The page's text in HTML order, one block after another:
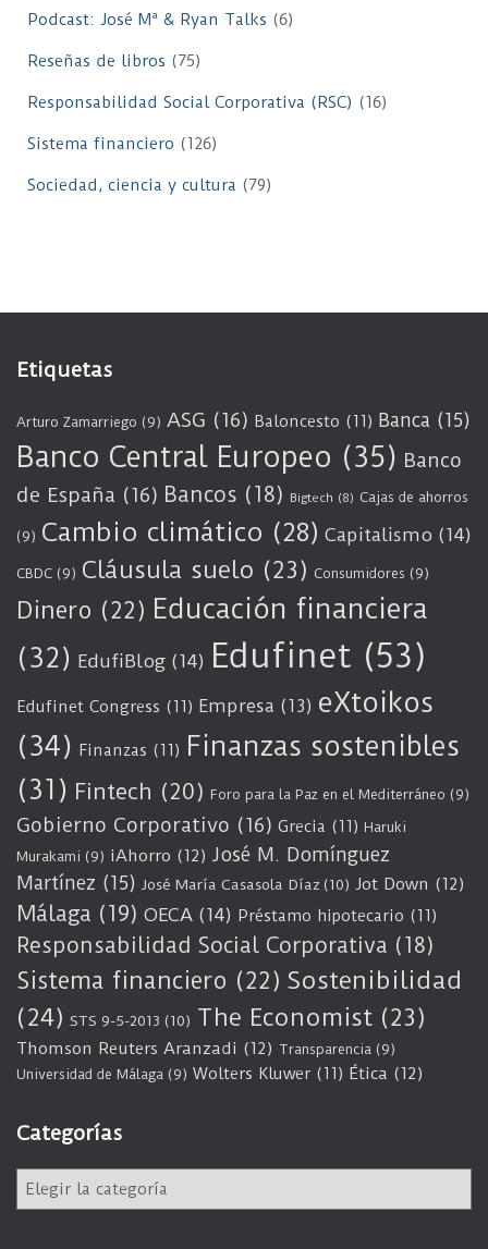
Podcast: José Mª & Ryan Talks (6)
Reseñas de libros (75)
Responsabilidad Social Corporativa (RSC) (16)
Sistema financiero (126)
Sociedad, ciencia y cultura (79)
Etiquetas
Arturo Zamarriego (9) ASG (16) Baloncesto (11) Banca (15)
Banco Central Europeo (35) Banco
de España (16) Bancos (18) Bigtech (8) Cajas de ahorros
(9) Cambio climático (28) Capitalismo (14)
CBDC (9) Cláusula suelo (23) Consumidores (9)
Dinero (22) Educación financiera
(32) EdufiBlog (14) Edufinet (53)
Edufinet Congress (11) Empresa (13) eXtoikos
(34) Finanzas (11) Finanzas sostenibles
(31) Fintech (20) Foro para la Paz en el Mediterráneo (9)
Gobierno Corporativo (16) Grecia (11) Haruki
Murakami (9) iAhorro (12) José M. Domínguez
Martínez (15) José María Casasola Díaz (10) Jot Down (12)
Málaga (19) OECA (14) Préstamo hipotecario (11)
Responsabilidad Social Corporativa (18)
Sistema financiero (22) Sostenibilidad
(24) STS 9-5-2013 (10) The Economist (23)
Thomson Reuters Aranzadi (12) Transparencia (9)
Universidad de Málaga (9) Wolters Kluwer (11) Ética (12)
Categorías